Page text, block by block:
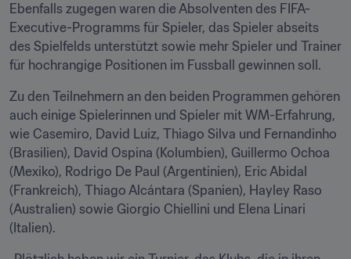
Ebenfalls zugegen waren die Absolventen des FIFA-
Executive-Programms für Spieler, das Spieler abseits
des Spielfelds unterstützt sowie mehr Spieler und Trainer
für hochrangige Positionen im Fussball gewinnen soll.
Zu den Teilnehmern an den beiden Programmen gehören
auch einige Spielerinnen und Spieler mit WM-Erfahrung,
wie Casemiro, David Luiz, Thiago Silva und Fernandinho
(Brasilien), David Ospina (Kolumbien), Guillermo Ochoa
(Mexiko), Rodrigo De Paul (Argentinien), Eric Abidal
(Frankreich), Thiago Alcántara (Spanien), Hayley Raso
(Australien) sowie Giorgio Chiellini und Elena Linari
(Italien).